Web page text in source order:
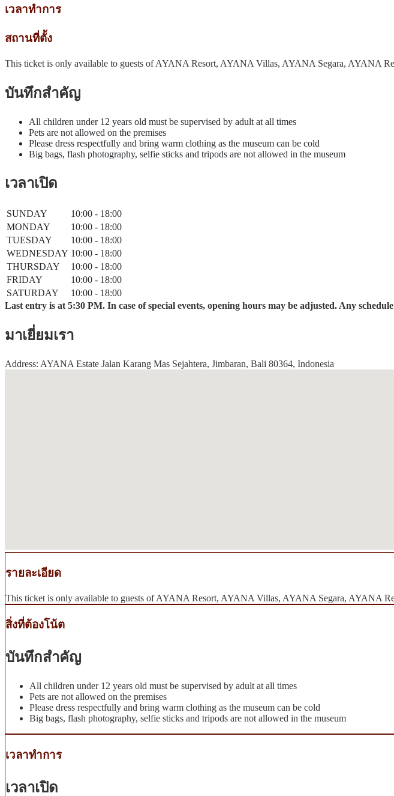
เวลาทำการ
สถานที่ตั้ง
This ticket is only available to guests of AYANA Resort, AYANA Villas, AYANA Segara, AYANA
บันทึกสำคัญ
All children under 12 years old must be supervised by adult at all times
Pets are not allowed on the premises
Please dress respectfully and bring warm clothing as the museum can be cold
Big bags, flash photography, selfie sticks and tripods are not allowed in the museum
เวลาเปิด
SUNDAY
10:00 - 18:00
MONDAY
10:00 - 18:00
TUESDAY
10:00 - 18:00
WEDNESDAY 10:00 - 18:00
THURSDAY
10:00 - 18:00
FRIDAY
10:00 - 18:00
SATURDAY
10:00 - 18:00
Last entry is at 5:30 PM. In case of special events, opening hours may be adjusted. Any
มาเยี่ยมเรา
Address: AYANA Estate Jalan Karang Mas Sejahtera, Jimbaran, Bali 80364, Indonesia
รายละเอียด
This ticket is only available to guests of AYANA Resort, AYANA Villas, AYANA Segara, AYANA
สิ่งที่ต้องโน้ต
บันทึกสำคัญ
All children under 12 years old must be supervised by adult at all times
Pets are not allowed on the premises
Please dress respectfully and bring warm clothing as the museum can be cold
Big bags, flash photography, selfie sticks and tripods are not allowed in the museum
เวลาทำการ
เวลาเปิด